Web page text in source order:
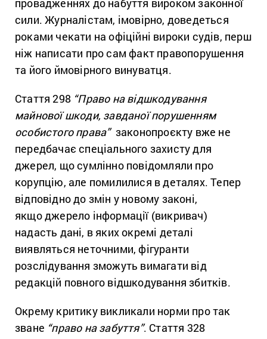
сили. Журналістам, імовірно, доведеться
роками чекати на офіційні вироки судів, перш
ніж написати про сам факт правопорушення
та його ймовірного винуватця.
Стаття 298 “Право на відшкодування
майнової шкоди, завданої порушенням
особистого права”законопроєкту вже не
передбачає спеціального захисту для
джерел, що сумлінно повідомляли про
корупцію, але помилилися в деталях. Тепер
відповідно до змін у новому законі,
якщо джерело інформації (викривач)
надасть дані, в яких окремі деталі
виявляться неточними, фігуранти
розслідування зможуть вимагати від
редакцій повного відшкодування збитків.
Окрему критику викликали норми про так
зване “право на забуття”. Стаття 328